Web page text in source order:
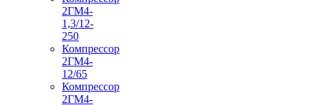
2ГМ4-
1,3/12-
250
Компрессор
2ГМ4-
12/65
Компрессор
2ГМ4-